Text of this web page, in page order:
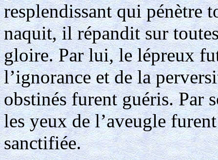
resplendissant qui pénètre
naquit, il répandit sur
gloire. Par lui, le lépreux
l’ignorance et de la
obstinés furent guéris. Par
les yeux de l’aveugle
sanctifiée.